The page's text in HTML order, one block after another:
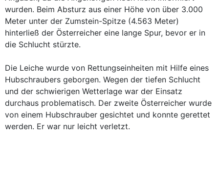
wurden. Beim Absturz aus einer Höhe von über 3.000
Meter unter der Zumstein-Spitze (4.563 Meter)
hinterließ der Österreicher eine lange Spur, bevor er in
die Schlucht stürzte.
Die Leiche wurde von Rettungseinheiten mit Hilfe eines
Hubschraubers geborgen. Wegen der tiefen Schlucht
und der schwierigen Wetterlage war der Einsatz
durchaus problematisch. Der zweite Österreicher wurde
von einem Hubschrauber gesichtet und konnte gerettet
werden. Er war nur leicht verletzt.